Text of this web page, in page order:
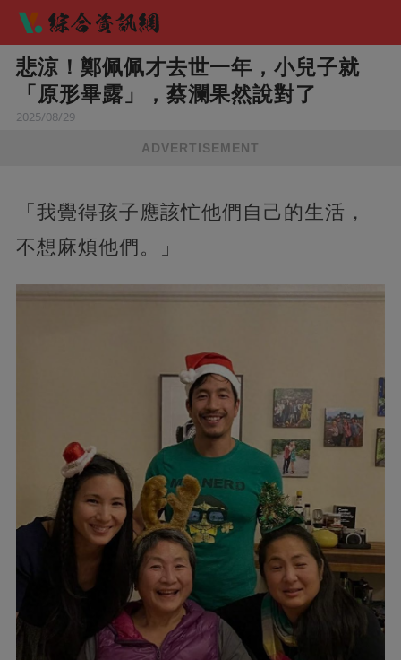
悲涼！鄭佩佩才去世一年，小兒子就
「原形畢露」，蔡瀾果然說對了
2025/08/29
ADVERTISEMENT
「我覺得孩子應該忙他們自己的生活，
不想麻煩他們。」